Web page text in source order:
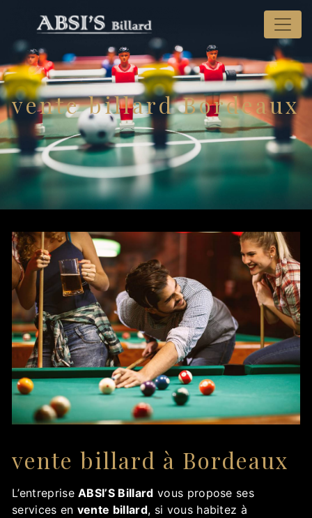
vente billard Bordeaux
vente billard à Bordeaux
L’entrepriseABSI’S Billard vous propose ses
services en vente billard, si vous habitez à